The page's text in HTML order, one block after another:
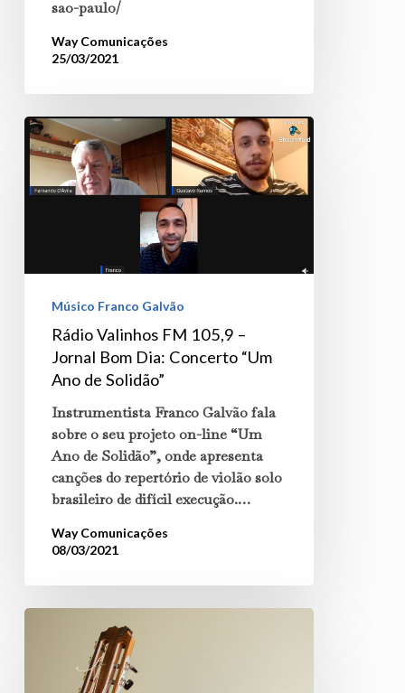
sao-paulo/
Way Comunicações
25/03/2021
Rádio
Valinhos
FM
Jornal
Bom
Concerto
“Um
Solidão”
Músico Franco Galvão
Rádio Valinhos FM 105,9 –
Jornal Bom Dia: Concerto “Um
Ano de Solidão”
Instrumentista Franco Galvão fala
sobre o seu projeto on-line “Um
Ano de Solidão”, onde apresenta
canções do repertório de violão solo
brasileiro de difícil execução.…
Way Comunicações
08/03/2021